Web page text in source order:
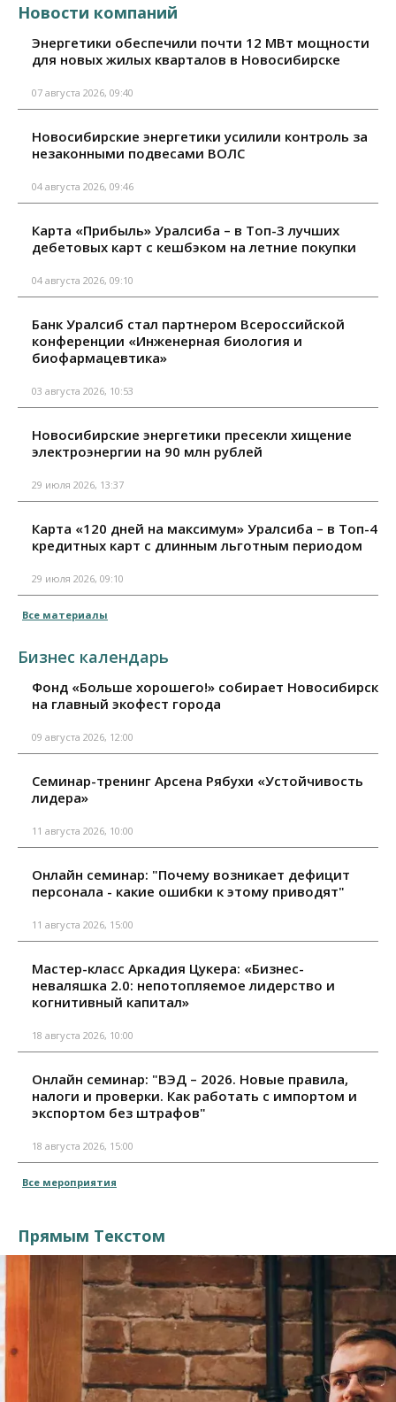
Новости компаний
Энергетики обеспечили почти 12 МВт мощности
для новых жилых кварталов в Новосибирске
07 августа 2026, 09:40
Новосибирские энергетики усилили контроль за
незаконными подвесами ВОЛС
04 августа 2026, 09:46
Карта «Прибыль» Уралсиба – в Топ-3 лучших
дебетовых карт с кешбэком на летние покупки
04 августа 2026, 09:10
Банк Уралсиб стал партнером Всероссийской
конференции «Инженерная биология и
биофармацевтика»
03 августа 2026, 10:53
Новосибирские энергетики пресекли хищение
электроэнергии на 90 млн рублей
29 июля 2026, 13:37
Карта «120 дней на максимум» Уралсиба – в Топ-4
кредитных карт с длинным льготным периодом
29 июля 2026, 09:10
Все материалы
Бизнес календарь
Фонд «Больше хорошего!» собирает Новосибирск
на главный экофест города
09 августа 2026, 12:00
Семинар-тренинг Арсена Рябухи «Устойчивость
лидера»
11 августа 2026, 10:00
Онлайн семинар: "Почему возникает дефицит
персонала - какие ошибки к этому приводят"
11 августа 2026, 15:00
Мастер-класс Аркадия Цукера: «Бизнес-
неваляшка 2.0: непотопляемое лидерство и
когнитивный капитал»
18 августа 2026, 10:00
Онлайн семинар: "ВЭД – 2026. Новые правила,
налоги и проверки. Как работать с импортом и
экспортом без штрафов"
18 августа 2026, 15:00
Все мероприятия
Прямым Текстом